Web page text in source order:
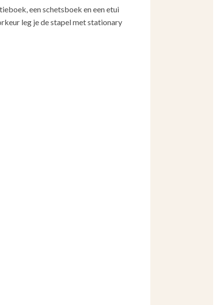
een schetsboek en een etui
leg je de stapel met stationary